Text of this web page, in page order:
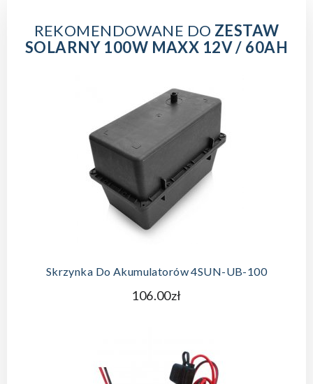
REKOMENDOWANE DO ZESTAW
SOLARNY 100W MAXX 12V / 60AH
Skrzynka Do Akumulatorów 4SUN-UB-100
106.00zł